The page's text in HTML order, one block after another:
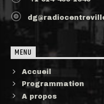
MENU
Accueil
Programmation
A propos